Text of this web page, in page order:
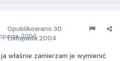
2004
Opublikowano 30
Listopada 2004
właśnie zamierzam je wymienić